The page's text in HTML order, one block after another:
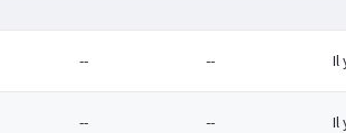
-- -- Il
-- -- Il